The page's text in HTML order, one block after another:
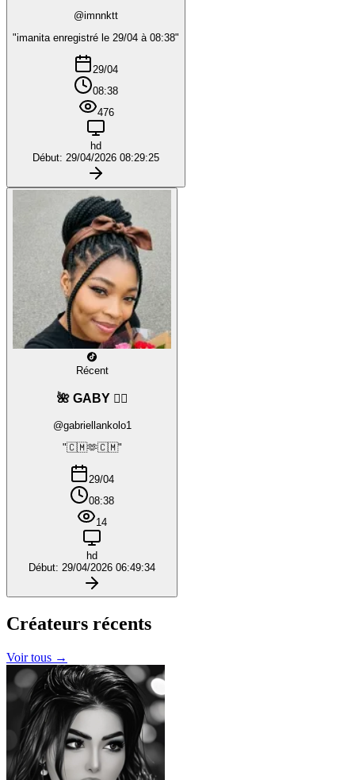
@imnnktt
"imanita enregistré le 29/04 à 08:38"
29/04
08:38
476
hd
Début: 29/04/2026 08:29:25
Récent
🌺 GABY ❤️‍🔥
@gabriellankolo1
"🇨🇲🫶🇨🇲"
29/04
08:38
14
hd
Début: 29/04/2026 06:49:34
Créateurs récents
Voir tous →